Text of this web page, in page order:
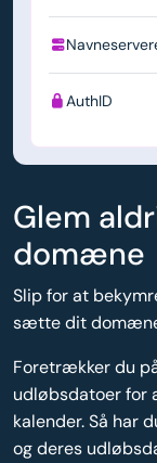
AuthID
Glem
domæne
Slip for at
sætte dit
Foretrækker du
udløbsdatoer for
kalender. Så har
og deres